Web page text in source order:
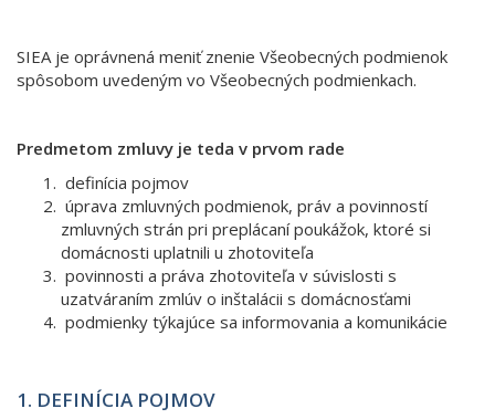
SIEA je oprávnená meniť znenie Všeobecných podmienok
spôsobom uvedeným vo Všeobecných podmienkach.
Predmetom zmluvy je teda v prvom rade
definícia pojmov
úprava zmluvných podmienok, práv a povinností
zmluvných strán pri preplácaní poukážok, ktoré si
domácnosti uplatnili u zhotoviteľa
povinnosti a práva zhotoviteľa v súvislosti s
uzatváraním zmlúv o inštalácii s domácnosťami
podmienky týkajúce sa informovania a komunikácie
1. DEFINÍCIA POJMOV